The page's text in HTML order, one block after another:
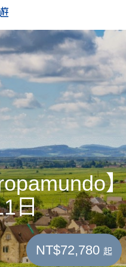
日
NT$72,780 起